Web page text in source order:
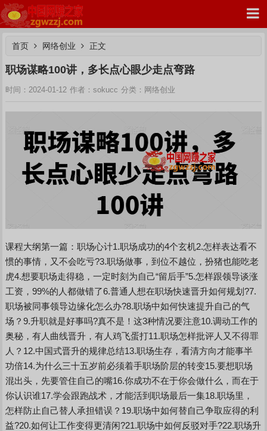
首页 网络创业 正文
职场谋略100讲，多长点心眼少走点弯路
时间：2024-01-12 作者：sokucc 分类： 网络创业
课程大纲第一篇：职场心计1.职场成功的4个玄机2.怎样表达看不
惯的事情，又不会吃亏?3.职场做事，到位不越位，扮猪也能吃老
虎4.想要职场走得稳，一定时刻为自己“留后手”5.怎样跟领导谈涨
工资，99%的人都做错了6.普通人想在职场快速晋升如何规划?7.
职场被同事领导边缘化怎么办?8.职场中如何快速提升自己的气
场？9.升职就是好事吗?真不是！这3种情况要注意10.调动工作的
奥秘，有人曲线晋升，有人鸡飞蛋打11.职场怎样批评人又不得罪
人？12.中国式晋升的规律总结13.职场生存，看清方向才能事半
功倍14.为什么三十五岁前必须着手职场阶层的转变15.要想职场
混出头，先要管住自己的嘴16.你成功不在于你会做什么，而在于
你认识谁17.学会跟跑战术，才能活到职场最后一集18.职场里，
怎样防止自己替人承担错误？19.职场中如何替自己争取应得的利
益?20.如何让工作变得更清闲?21.职场中如何反驳对手?22.职场升